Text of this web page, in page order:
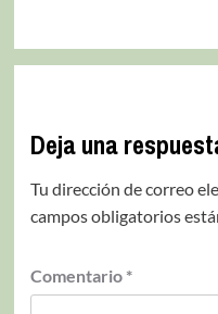
Deja una
Tu dirección de correo
campos obligatorios
Comentario *